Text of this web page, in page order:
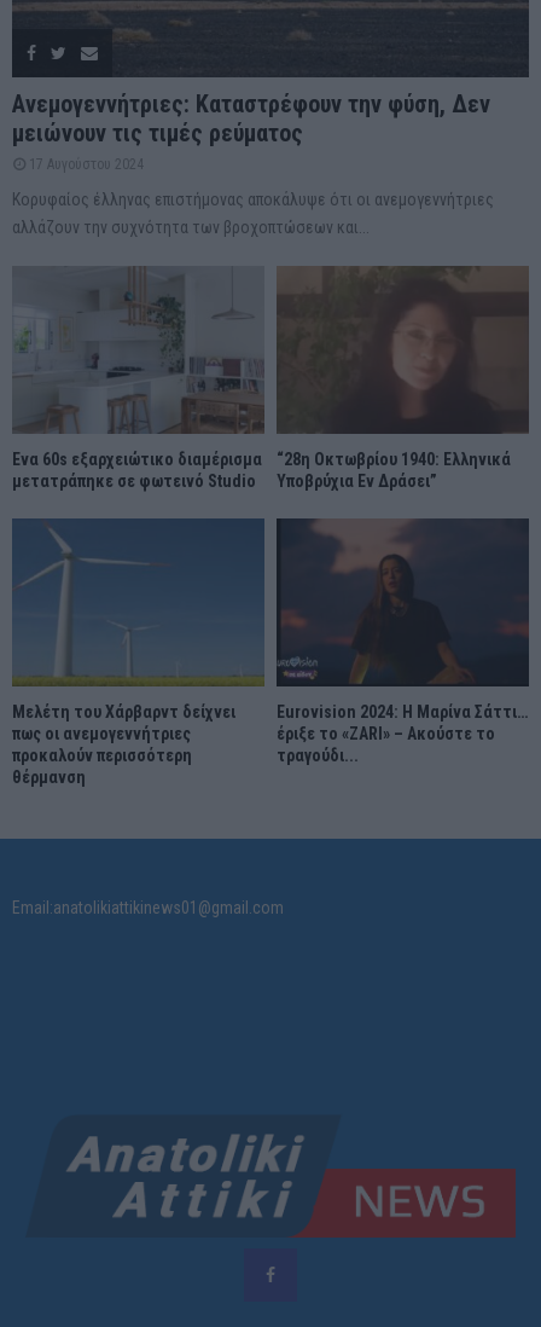
Ανεμογεννήτριες: Καταστρέφουν την φύση, Δεν
μειώνουν τις τιμές ρεύματος
17 Αυγούστου 2024
Κορυφαίος έλληνας επιστήμονας αποκάλυψε ότι οι ανεμογεννήτριες
αλλάζουν την συχνότητα των βροχοπτώσεων και...
Ένα 60s εξαρχειώτικο διαμέρισμα
μετατράπηκε σε φωτεινό Studio
“28η Οκτωβρίου 1940: Ελληνικά
Υποβρύχια Εν Δράσει”
Μελέτη του Χάρβαρντ δείχνει
πως οι ανεμογεννήτριες
προκαλούν περισσότερη
θέρμανση
Eurovision 2024: Η Μαρίνα Σάττι…
έριξε το «ZARI» – Ακούστε το
τραγούδι...
Email:anatolikiattikinews01@gmail.com